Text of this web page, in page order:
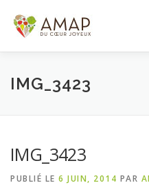
contenu
ACCUEIL
PANIER DE LA SEMAINE
IMG_3423
IMG_3423
PUBLIÉ LE 6 JUIN, 2014 PAR